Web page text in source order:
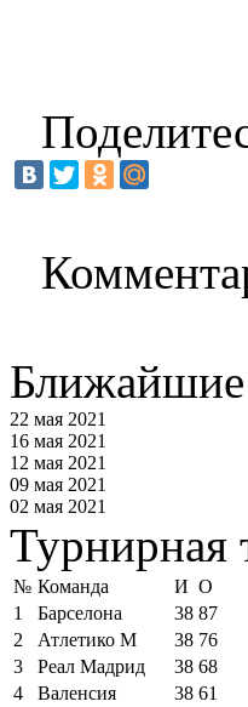
22 мая 2021
16 мая 2021
12 мая 2021
09 мая 2021
02 мая 2021
Турнирная
№ Команда И О
1
Барселона 38 87
2
Атлетико М 38 76
3
Реал Мадрид 38 68
4
Валенсия 38 61